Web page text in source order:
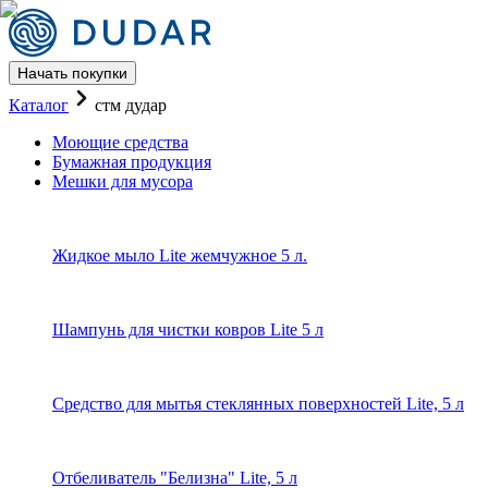
Начать покупки
Каталог бренда СТМ Дудар
Каталог
стм дудар
Моющие средства
Бумажная продукция
Мешки для мусора
Жидкое мыло Lite жемчужное 5 л.
Шампунь для чистки ковров Lite 5 л
Средство для мытья стеклянных поверхностей Lite, 5 л
Отбеливатель "Белизна" Lite, 5 л